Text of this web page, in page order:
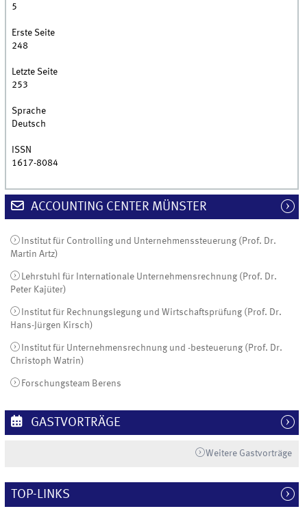
5
Erste Seite
248
Letzte Seite
253
Sprache
Deutsch
ISSN
1617-8084
ACCOUNTING CENTER MÜNSTER
Institut für Controlling und Unternehmenssteuerung (Prof. Dr.
Martin Artz)
Lehrstuhl für Internationale Unternehmensrechnung (Prof. Dr.
Peter Kajüter)
Institut für Rechnungslegung und Wirtschaftsprüfung (Prof. Dr.
Hans-Jürgen Kirsch)
Institut für Unternehmensrechnung und -besteuerung (Prof. Dr.
Christoph Watrin)
Forschungsteam Berens
GASTVORTRÄGE
Weitere Gastvorträge
TOP-LINKS